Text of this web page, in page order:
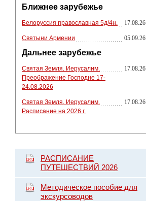
Ближнее зарубежье
Белоруссия православная 5д/4н. 17.08.26
Святыни Армении 05.09.26
Дальнее зарубежье
Святая Земля. Иерусалим.
Преображение Господне 17-
24.08.2026
17.08.26
Святая Земля. Иерусалим.
Расписание на 2026 г.
17.08.26
РАСПИСАНИЕ
ПУТЕШЕСТВИЙ 2026
Методическое пособие для
экскурсоводов